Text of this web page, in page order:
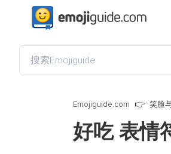
Emojiguide.com 笑脸
好吃 表情